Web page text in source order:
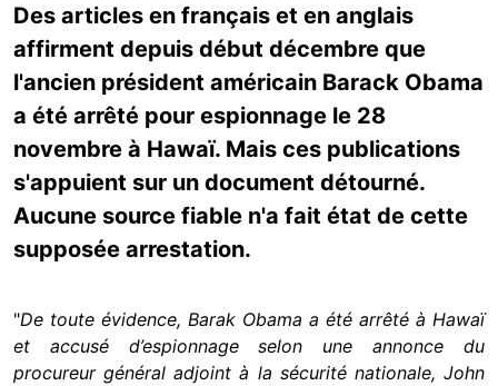
Des articles en français et en anglais
affirment depuis début décembre que
l'ancien président américain Barack Obama
a été arrêté pour espionnage le 28
novembre à Hawaï. Mais ces publications
s'appuient sur un document détourné.
Aucune source fiable n'a fait état de cette
supposée arrestation.
"De toute évidence, Barak Obama a été arrêté à Hawaï
et accusé d’espionnage selon une annonce du
procureur général adjoint à la sécurité nationale, John